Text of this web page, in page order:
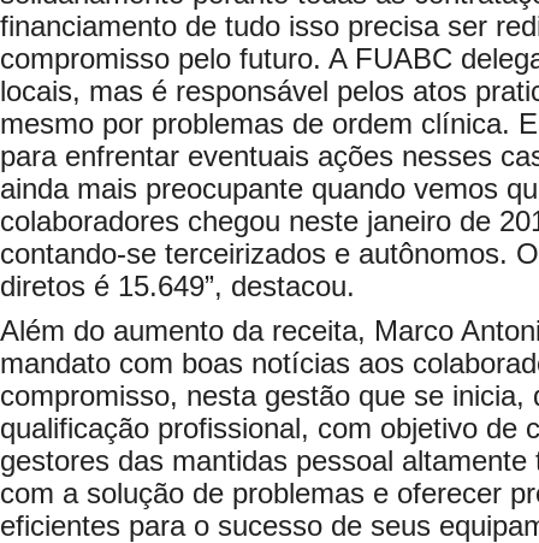
financiamento de tudo isso precisa ser
compromisso pelo futuro. A FUABC
locais, mas é responsável pelos atos
mesmo por problemas de ordem clínica.
para enfrentar eventuais ações nesses
ainda mais preocupante quando vemos
colaboradores chegou neste janeiro de
contando-se terceirizados e autônomos.
diretos é 15.649”, destacou.
Além do aumento da receita, Marco
mandato com boas notícias aos
compromisso, nesta gestão que se inicia,
qualificação profissional, com objetivo de
gestores das mantidas pessoal
com a solução de problemas e oferecer
eficientes para o sucesso de seus